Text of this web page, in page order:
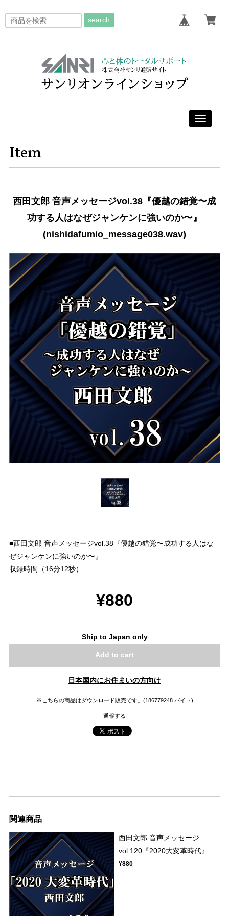
search
Toggle
Item
西田文郎 音声メッセージvol.38『優越の錯覚〜成
功する人はなぜジャンケンに強いのか〜』
(nishidafumio_message038.wav)
■西田文郎 音声メッセージvol.38『優越の錯覚〜成功する人はな
ぜジャンケンに強いのか〜』
収録時間（16分12秒）
¥880
Ship to Japan only
Add to cart
日本国内にお住まいの方向け
※こちらの商品はダウンロード販売です。(186779248 バイト)
通報する
関連商品
西田文郎 音声メッセージ
vol.120『2020大変革時代』
¥880